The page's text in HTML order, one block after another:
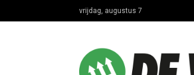
vrijdag, augustus 7